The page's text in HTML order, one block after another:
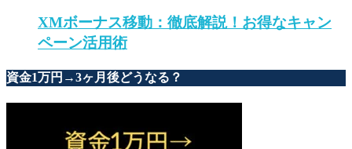
XMボーナス移動：徹底解説！お得なキャン
ペーン活用術
資金1万円→3ヶ月後どうなる？